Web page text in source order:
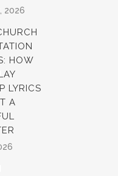
2026
HOW
LYRICS
A